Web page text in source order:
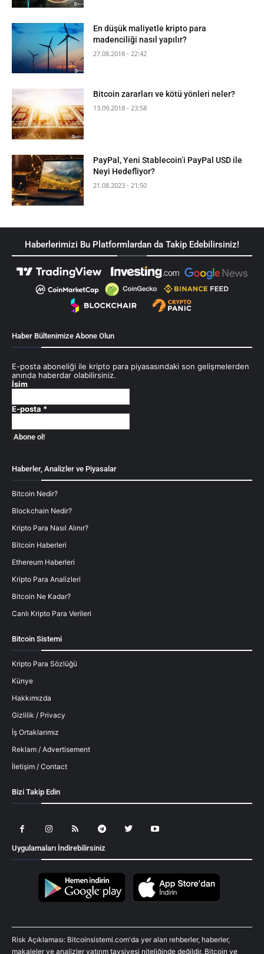
En düşük maliyetle kripto para
madenciliği nasıl yapılır?
27.08.2018 - 22:42
Bitcoin zararları ve kötü yönleri neler?
13.09.2018 - 23:58
PayPal, Yeni Stablecoin’i PayPal USD ile
Neyi Hedefliyor?
21.08.2023 - 21:50
Haberlerimizi Bu Platformlardan da Takip Edebilirsiniz!
Haber Bültenimize Abone Olun
E-posta aboneliği ile kripto para piyasasındaki son gelişmelerden
anında haberdar olabilirsiniz.
İsim
E-posta *
Haberler, Analizler ve Piyasalar
Bitcoin Nedir?
Blockchain Nedir?
Kripto Para Nasıl Alınır?
Bitcoin Haberleri
Ethereum Haberleri
Kripto Para Analizleri
Bitcoin Ne Kadar?
Canlı Kripto Para Verileri
Bitcoin Sistemi
Kripto Para Sözlüğü
Künye
Hakkımızda
Gizlilik / Privacy
İş Ortaklarımız
Reklam / Advertisement
İletişim / Contact
Bizi Takip Edin
Uygulamaları İndirebilirsiniz
Risk Açıklaması: Bitcoinsistemi.com'da yer alan rehberler, haberler,
makaleler ve analizler yatırım tavsiyesi niteliğinde değildir. Bitcoin ve